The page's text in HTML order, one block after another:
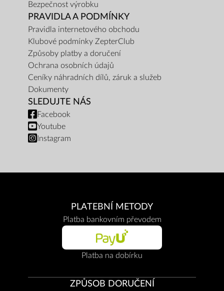
Bezpečnost výrobku
PRAVIDLA A PODMÍNKY
Pravidla internetového obchodu
Klubové podmínky ZepterClub
Způsoby platby a doručení
Ochrana osobních údajů
Ceníky náhradních dílů, záruk a služeb
Dokumenty
SLEDUJTE NÁS
Facebook
Youtube
Instagram
PLATEBNÍ METODY
Platba bankovním převodem
Platba na dobírku
ZPŮSOB DORUČENÍ